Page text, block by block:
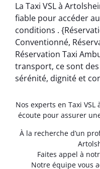
La Taxi VSL à
fiable pour accéder
conditions .
Conventionné,
Réservation Taxi
transport, ce sont
sérénité, dignité et
Nos experts en Taxi
écoute pour assurer
À la recherche d’un
Faites appel à
Notre équipe vous